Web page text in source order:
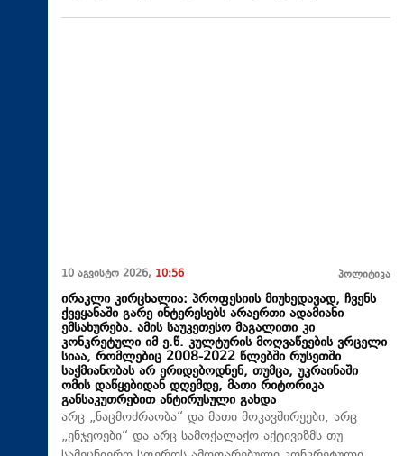
10 აგვისტო 2026, 10:56 პოლიტიკა
ირაკლი კირცხალია: პროფესიის მიუხედავად, ჩვენს
ქვეყანაში გარე ინტერესებს არაერთი ადამიანი
ემსახურება. ამის საუკეთესო მაგალითი კი
კონკრეტული იმ ე.წ. კულტურის მოღვაწეების ვრცელი
სიაა, რომლებიც 2008-2022 წლებში რუსეთში
საქმიანობას არ ერიდებოდნენ, თუმცა, უკრაინაში
ომის დაწყებიდან დღემდე, მათი რიტორიკა
განსაკუთრებით ანტირუსული გახდა
არც „ნაცმოძრაობა“ და მათი მოკავშირეები, არც
„ენჯეოები“ და არც სამოქალაქო აქტივიზმს თუ